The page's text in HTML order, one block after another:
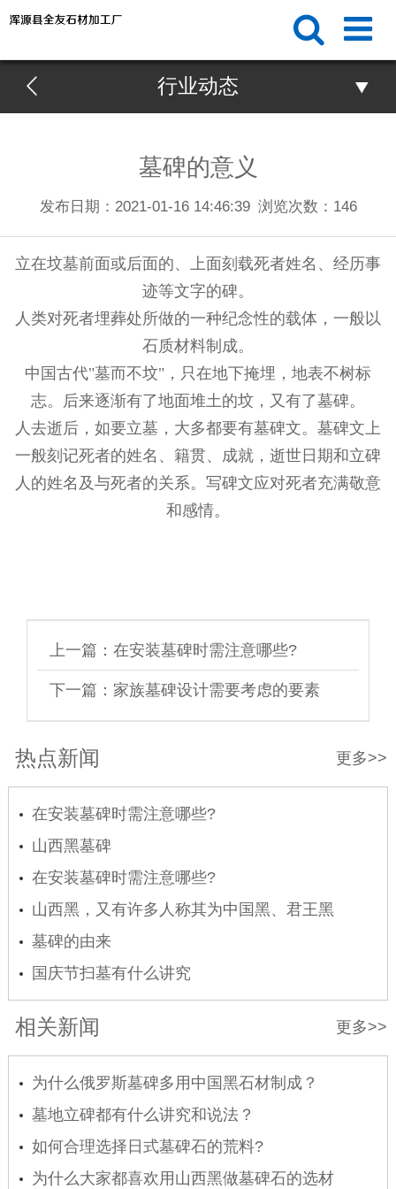
行业动态
墓碑的意义
发布日期：2021-01-16 14:46:39 浏览次数： 146
立在坟墓前面或后面的、上面刻载死者姓名、经历事
迹等文字的碑。
人类对死者埋葬处所做的一种纪念性的载体，一般以
石质材料制成。
中国古代"墓而不坟"，只在地下掩埋，地表不树标
志。后来逐渐有了地面堆土的坟，又有了墓碑。
人去逝后，如要立墓，大多都要有墓碑文。墓碑文上
一般刻记死者的姓名、籍贯、成就，逝世日期和立碑
人的姓名及与死者的关系。写碑文应对死者充满敬意
和感情。
上一篇： 在安装墓碑时需注意哪些?
下一篇： 家族墓碑设计需要考虑的要素
更多>>
热点新闻
在安装墓碑时需注意哪些?
山西黑墓碑
在安装墓碑时需注意哪些?
山西黑，又有许多人称其为中国黑、君王黑
墓碑的由来
国庆节扫墓有什么讲究
更多>>
相关新闻
为什么俄罗斯墓碑多用中国黑石材制成？
墓地立碑都有什么讲究和说法？
如何合理选择日式墓碑石的荒料?
为什么大家都喜欢用山西黑做墓碑石的选材